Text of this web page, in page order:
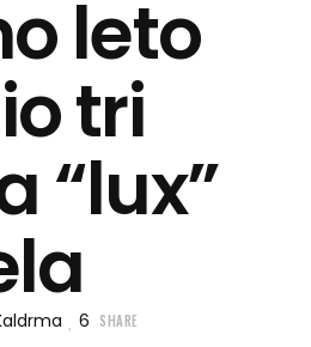
leto
tri
“lux”
6 SHARE